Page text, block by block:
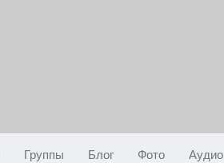
Группы Блог Фото Аудио